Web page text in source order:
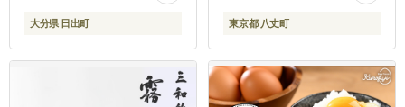
大分県 日出町 東京都 八丈町